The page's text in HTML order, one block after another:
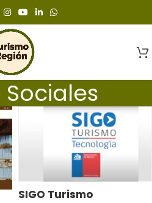
Sociales
SIGO Turismo